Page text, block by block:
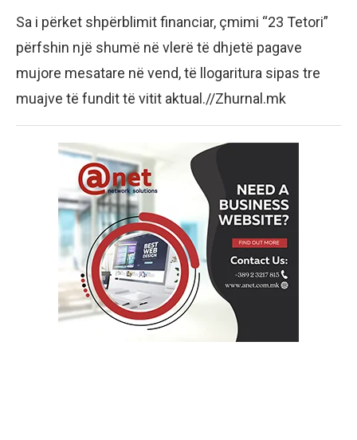
Sa i përket shpërblimit financiar, çmimi “23 Tetori”
përfshin një shumë në vlerë të dhjetë pagave
mujore mesatare në vend, të llogaritura sipas tre
muajve të fundit të vitit aktual.//Zhurnal.mk